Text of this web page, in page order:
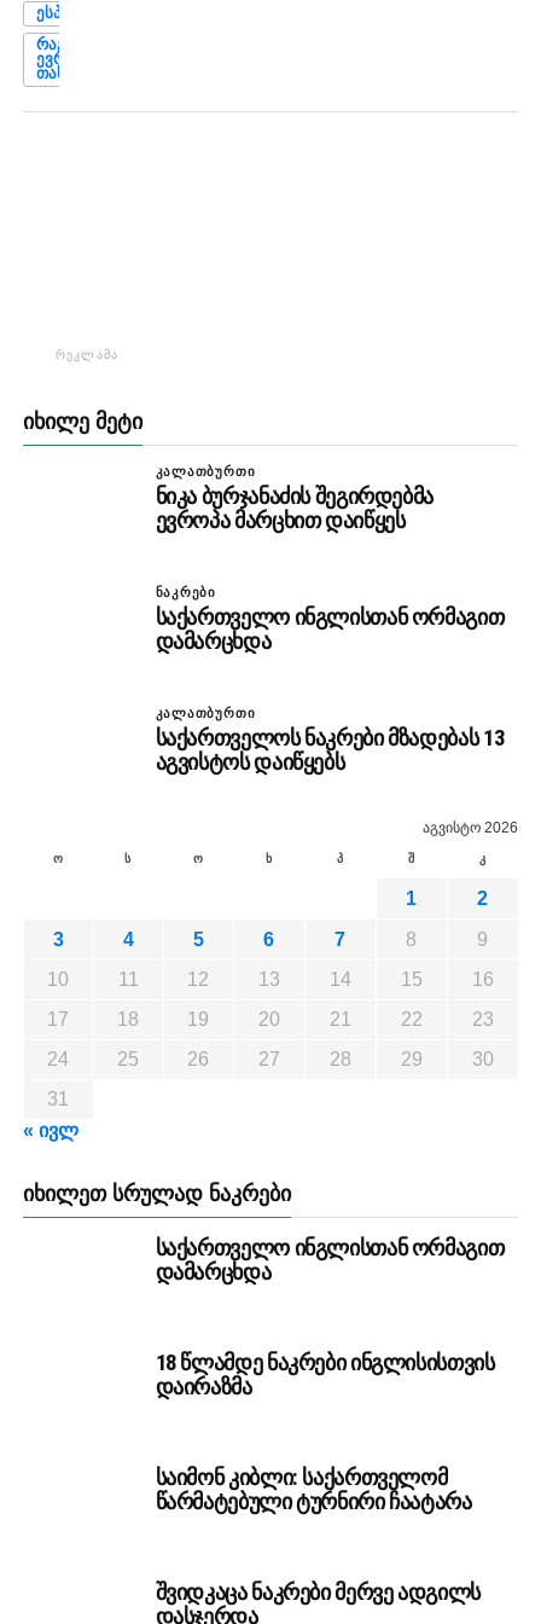
ᲔᲡᲞᲐᲜᲔᲗᲘ
ᲠᲐᲒᲑᲘ
ᲔᲕᲠᲝᲞᲘᲡ
ᲗᲐᲡᲘ
ᲠᲔᲙᲚᲐᲛᲐ
ᲘᲮᲘᲚᲔ ᲛᲔᲢᲘ
ᲙᲐᲚᲐᲗᲑᲣᲠᲗᲘ
ნიკა ბურჯანაძის შეგირდებმა
ევროპა მარცხით დაიწყეს
ᲜᲐᲙᲠᲔᲑᲘ
საქართველო ინგლისთან ორმაგით
დამარცხდა
ᲙᲐᲚᲐᲗᲑᲣᲠᲗᲘ
საქართველოს ნაკრები მზადებას 13
აგვისტოს დაიწყებს
აგვისტო 2026
ო ს ო ხ პ შ კ
1
2
3
4 5 6 7 8
9
10
11 12 13 14 15
16
17
18 19 20 21 22
23
24
25 26 27 28 29
30
31
« ივლ
ᲘᲮᲘᲚᲔᲗ ᲡᲠᲣᲚᲐᲓ ᲜᲐᲙᲠᲔᲑᲘ
საქართველო ინგლისთან ორმაგით
დამარცხდა
18 წლამდე ნაკრები ინგლისისთვის
დაირაზმა
საიმონ კიბლი: საქართველომ
წარმატებული ტურნირი ჩაატარა
შვიდკაცა ნაკრები მერვე ადგილს
დასჯერდა